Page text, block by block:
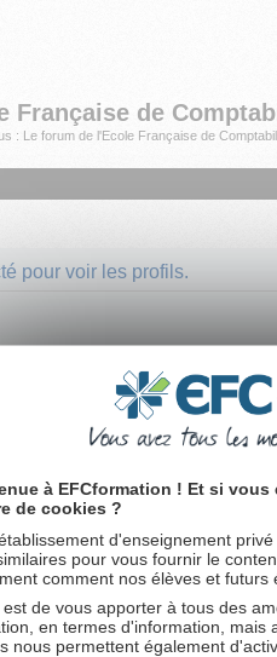
Française de
: Le forum de l'Ecole Française de
pour voir les profils.
quelques secondes et augmente
nos conditions d’utilisation et de
à EFCformation ! Et si
de cookies ?
d'enseignement
pour vous fournir le
comment nos élèves et futurs
est de vous apporter à tous des
en termes d'information, mais
nous permettent également